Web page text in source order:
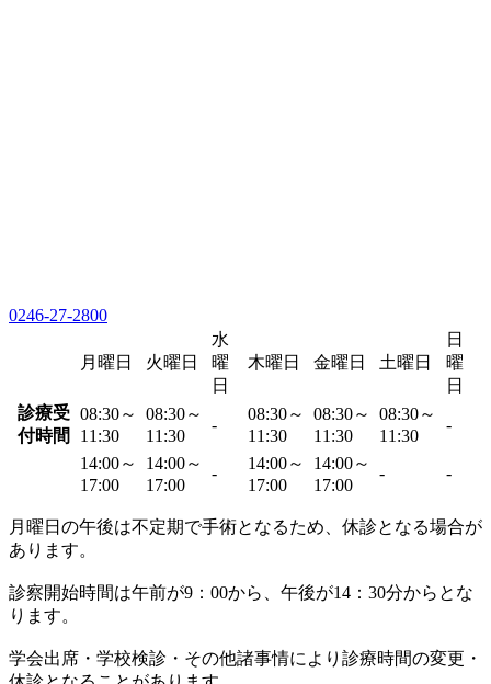
0246-27-2800
月曜日 火曜日
水
曜
日
木曜日 金曜日 土曜日
日
曜
日
診療受
付時間
08:30～
11:30
08:30～
11:30
-
08:30～
11:30
08:30～
11:30
08:30～
11:30
-
14:00～
17:00
14:00～
17:00
-
14:00～
17:00
14:00～
17:00
- -
月曜日の午後は不定期で手術となるため、休診となる場合が
あります。
診察開始時間は午前が9：00から、午後が14：30分からとな
ります。
学会出席・学校検診・その他諸事情により診療時間の変更・